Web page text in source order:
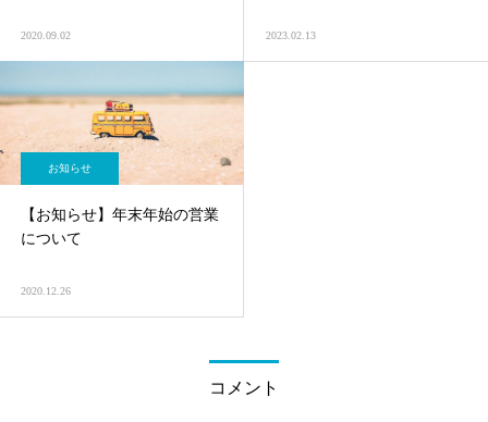
2020.09.02 2023.02.13
お知らせ
【お知らせ】年末年始の営業
について
2020.12.26
コメント